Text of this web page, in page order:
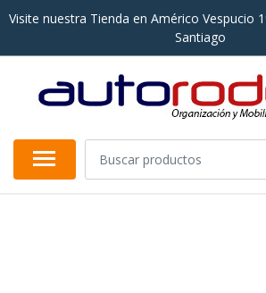
Visite nuestra Tienda en Américo Vespucio
Santiago